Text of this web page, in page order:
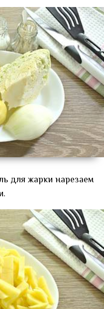
для жарки нарезаем